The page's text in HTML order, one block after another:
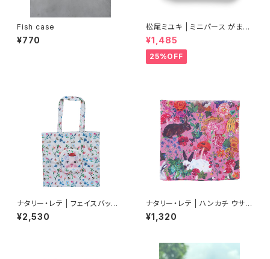
Fish case
¥770
松尾ミユキ | ミニパース がま口
ポーチ ブラック | Mini Purse
black
¥1,485
25%OFF
ナタリー・レテ | フェイスバッグ
ピッグ | Face bag Pig
¥2,530
ナタリー・レテ | ハンカチ ウサギ
| Handkerchief Rabbits
¥1,320